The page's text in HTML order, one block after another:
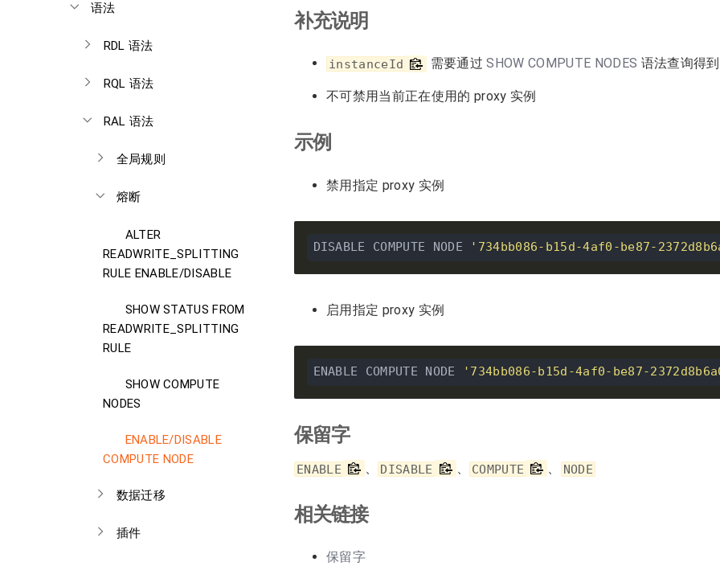
语法
RDL 语法
RQL 语法
RAL 语法
全局规则
熔断
ALTER
READWRITE_SPLITTING
RULE ENABLE/DISABLE
SHOW STATUS FROM
READWRITE_SPLITTING
RULE
SHOW COMPUTE
NODES
ENABLE/DISABLE
COMPUTE NODE
数据迁移
插件
补充说明
instanceId 需要通过SHOW COMPUTE NODES 语法查询得到
不可禁用当前正在使用的 proxy 实例
示例
禁用指定 proxy 实例
DISABLE COMPUTE NODE '734bb086-b15d-4af0-be87-
启用指定 proxy 实例
ENABLE COMPUTE NODE '734bb086-b15d-4af0-be87-
保留字
ENABLE DISABLE COMPUTE NODE
相关链接
保留字